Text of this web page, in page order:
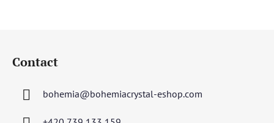
Contact
bohemia@bohemiacrystal-eshop.com